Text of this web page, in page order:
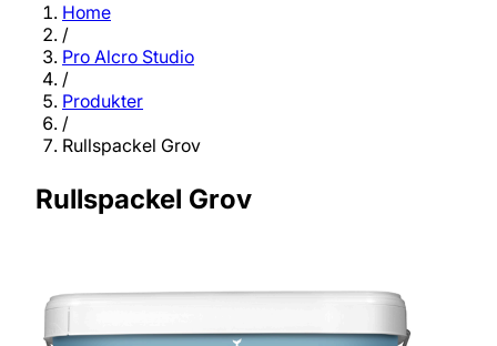
Home
/
Pro Alcro Studio
/
Produkter
/
Rullspackel Grov
Rullspackel Grov